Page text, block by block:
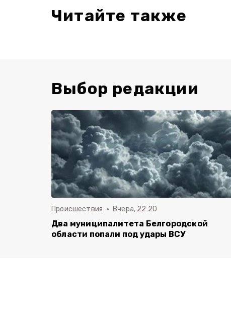
Читайте также
Выбор редакции
Происшествия Вчера, 22:20
Два муниципалитета Белгородской
области попали под удары ВСУ